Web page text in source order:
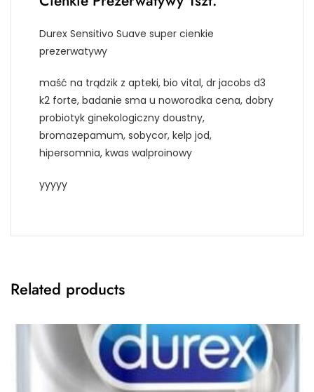
Durex Sensitivo Suave super cienkie
prezerwatywy
maść na trądzik z apteki, bio vital, dr jacobs d3
k2 forte, badanie sma u noworodka cena, dobry
probiotyk ginekologiczny doustny,
bromazepamum, sobycor, kelp jod,
hipersomnia, kwas walproinowy
yyyyy
Related products